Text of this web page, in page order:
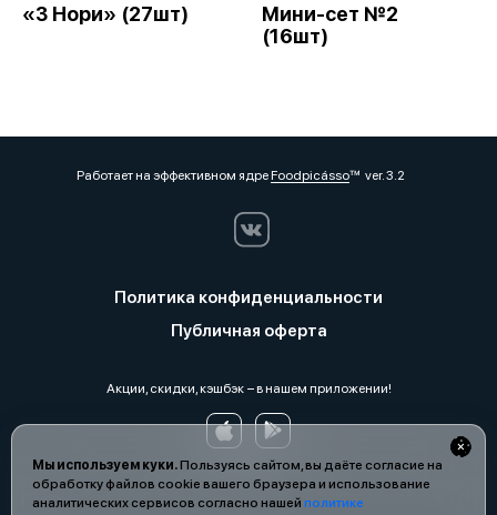
Мы используем куки.Пользуясь сайтом, вы даёте согласие на
обработку файлов cookie вашего браузера и использование
аналитических сервисов согласно нашей политике
«3 Нори» (27шт)
Мини-сет №2
(16шт)
Работает на эффективном ядреFoodpicássover. 3.2
Политика конфиденциальности
Публичная оферта
Акции, скидки, кэшбэк − в нашем приложении!